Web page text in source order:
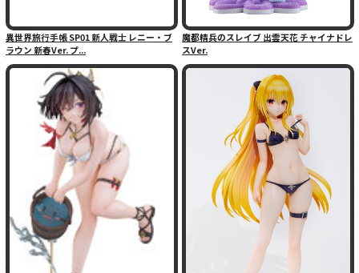
異世界旅行手帳 SP01 新人戦士 レニー・ブ
ラウン 新春Ver. プ...
魔都精兵のスレイブ 出雲天花 チャイナドレ
スVer.